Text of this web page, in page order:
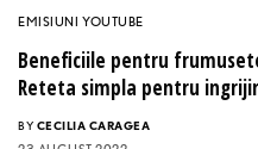
EMISIUNI YOUTUBE
Beneficiile pentru
Reteta simpla pentru
BY CECILIA CARAGEA